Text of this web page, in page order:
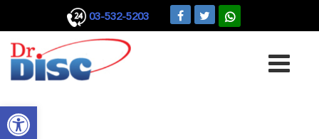
פתח
03-532-5203
content